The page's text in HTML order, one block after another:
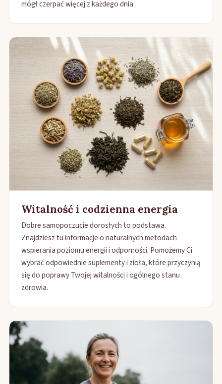
mógł czerpać więcej z każdego dnia.
Witalność i codzienna energia
Dobre samopoczucie dorosłych to podstawa.
Znajdziesz tu informacje o naturalnych metodach
wspierania poziomu energii i odporności. Pomożemy Ci
wybrać odpowiednie suplementy i zioła, które przyczynią
się do poprawy Twojej witalności i ogólnego stanu
zdrowia.